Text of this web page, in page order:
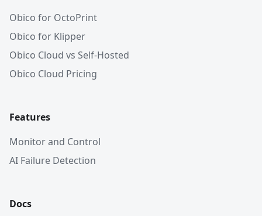
Obico for OctoPrint
Obico for Klipper
Obico Cloud vs Self-Hosted
Obico Cloud Pricing
Features
Monitor and Control
AI Failure Detection
Docs